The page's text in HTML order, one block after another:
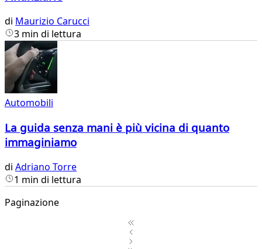
di Maurizio Carucci
3 min di lettura
Automobili
La guida senza mani è più vicina di quanto
immaginiamo
di Adriano Torre
1 min di lettura
Paginazione